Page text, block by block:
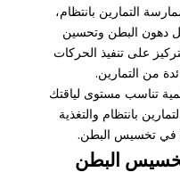
التمارين بانتظام،
دهون البطن وتحسين
على تنفيذ الحركات
من التمارين.
تناسب مستوى لياقتك
بانتظام والتغذية
في تخسيس البطن.
تخسيس البطن